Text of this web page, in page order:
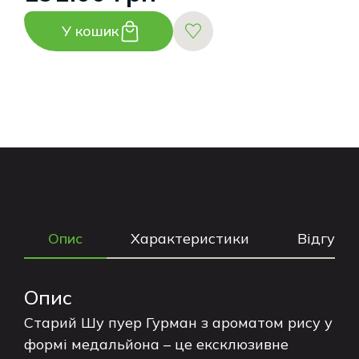
У кошик
Опис Характеристики Відгуки
Опис
Старий Шу пуер Гурман з ароматом рису у
формі медальйона – це ексклюзивне